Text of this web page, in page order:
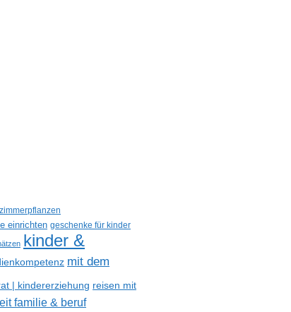
einrichten geschenke für kinder
kinder &
mit dem
| kindererziehung reisen mit
familie & beruf